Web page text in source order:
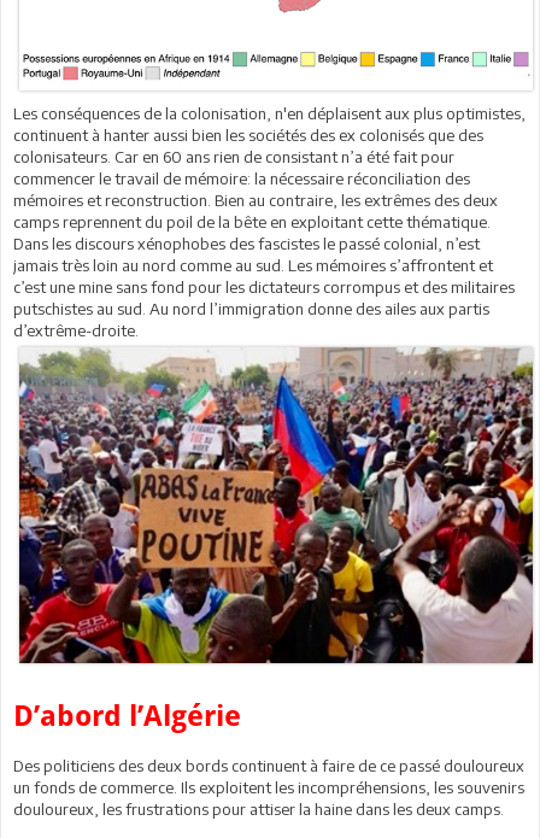
Les conséquences de la colonisation, n'en déplaisent aux plus optimistes,
continuent à hanter aussi bien les sociétés des ex colonisés que des
colonisateurs. Car en 60 ans rien de consistant n’a été fait pour
commencer le travail de mémoire: la nécessaire réconciliation des
mémoires et reconstruction. Bien au contraire, les extrêmes des deux
camps reprennent du poil de la bête en exploitant cette thématique.
Dans les discours xénophobes des fascistes le passé colonial, n’est
jamais très loin au nord comme au sud. Les mémoires s’affrontent et
c’est une mine sans fond pour les dictateurs corrompus et des militaires
putschistes au sud. Au nord l’immigration donne des ailes aux partis
d’extrême-droite.
D’abord l’Algérie
Des politiciens des deux bords continuent à faire de ce passé douloureux
un fonds de commerce. Ils exploitent les incompréhensions, les souvenirs
douloureux, les frustrations pour attiser la haine dans les deux camps.